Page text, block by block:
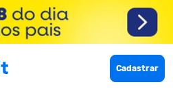
Cadastrar